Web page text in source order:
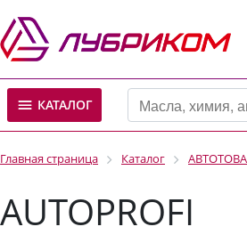
КАТАЛОГ
Главная страница Каталог
AUTOPROFI